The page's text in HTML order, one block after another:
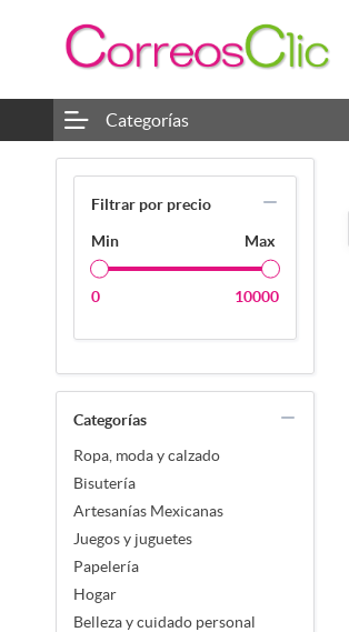
Categorías
Filtrar por precio
Min Max
0 10000
Categorías
Ropa, moda y calzado
Bisutería
Artesanías Mexicanas
Juegos y juguetes
Papelería
Hogar
Belleza y cuidado personal